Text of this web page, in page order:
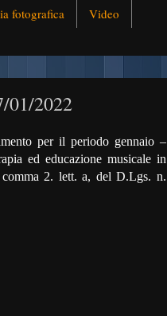
fotografica
Video
01/2022
per il periodo gennaio –
ed educazione musicale in
2. lett. a, del D.Lgs. n.